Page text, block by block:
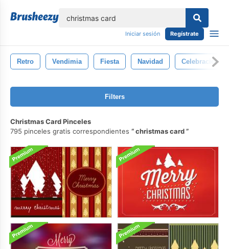
Iniciar sesión Regístrate
Retro Vendimia Fiesta Navidad Celebracion
Filters
Christmas Card Pinceles
795 pinceles gratis correspondientes
christmas card